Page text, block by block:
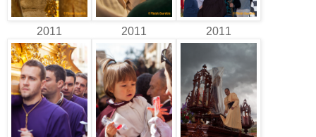
2011 2011 2011